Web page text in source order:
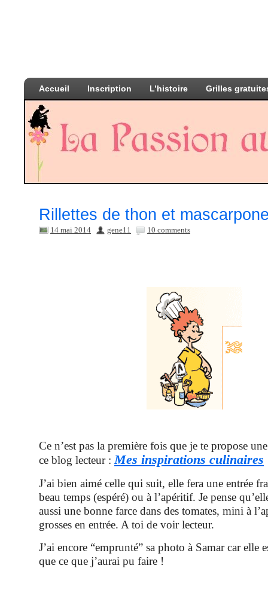
Accueil Inscription L’histoire Grilles
Rillettes de thon et
14 mai 2014 gene11 10 comments
Ce n’est pas la première fois que je te propose
ce blog lecteur : Mes inspirations culinaires
J’ai bien aimé celle qui suit, elle fera une entrée
beau temps (espéré) ou à l’apéritif. Je pense
aussi une bonne farce dans des tomates, mini à
grosses en entrée. A toi de voir lecteur.
J’ai encore “emprunté” sa photo à Samar car elle
que ce que j’aurai pu faire !